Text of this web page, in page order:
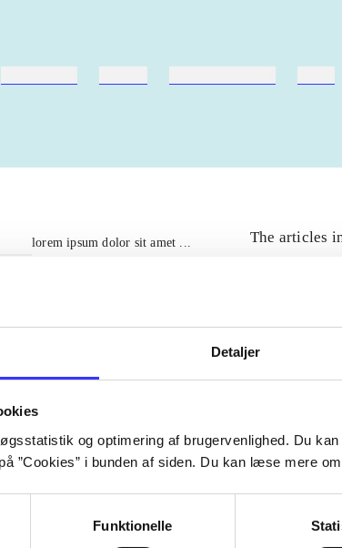
Detaljer
og optimering af brugervenlighed. Du
”Cookies” i bunden af siden. Du kan læse mere
Funktionelle
lorem ipsum dolor sit amet ...
The articles